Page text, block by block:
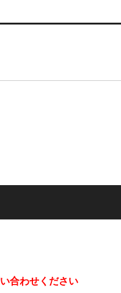
合わせください